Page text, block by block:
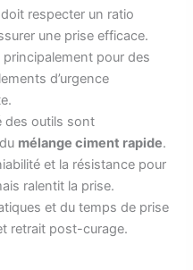
doit respecter un ratio
une prise efficace.
principalement pour des
d’urgence
des outils sont
mélange ciment rapide.
et la résistance pour
ralentit la prise.
et du temps de prise
retrait post-curage.